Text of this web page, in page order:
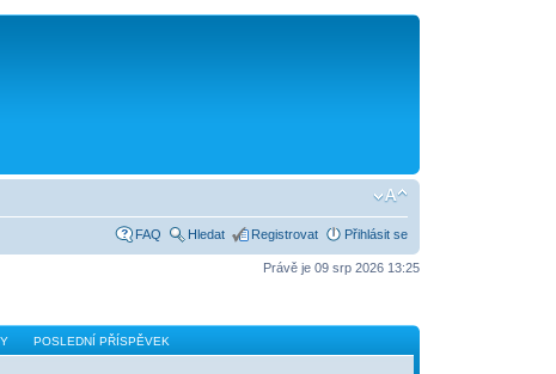
FAQ Hledat Registrovat Přihlásit se
Právě je 09 srp 2026 13:25
POSLEDNÍ PŘÍSPĚVEK